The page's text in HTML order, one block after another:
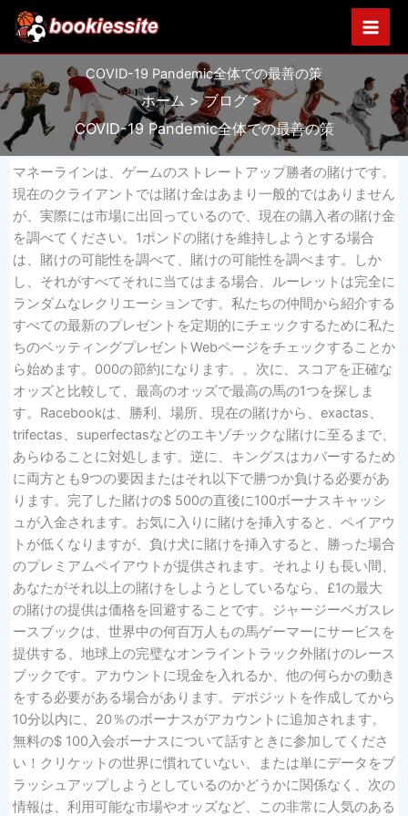
を
キ
プ
COVID-19 Pandemic全体での最善の策
ホーム
ブログ
COVID-19 Pandemic全体での最善の策
マネーラインは、ゲームのストレートアップ勝者の賭けです。
現在のクライアントでは賭け金はあまり一般的ではありません
が、実際には市場に出回っているので、現在の購入者の賭け金
を調べてください。1ポンドの賭けを維持しようとする場合
は、賭けの可能性を調べて、賭けの可能性を調べます。しか
し、それがすべてそれに当てはまる場合、ルーレットは完全に
ランダムなレクリエーションです。私たちの仲間から紹介する
すべての最新のプレゼントを定期的にチェックするために私た
ちのベッティングプレゼントWebページをチェックすることか
ら始めます。000の節約になります。。次に、スコアを正確な
オッズと比較して、最高のオッズで最高の馬の1つを探しま
す。Racebookは、勝利、場所、現在の賭けから、exactas、
trifectas、superfectasなどのエキゾチックな賭けに至るまで、
あらゆることに対処します。逆に、キングスはカバーするため
に両方とも9つの要因またはそれ以下で勝つか負ける必要があ
ります。完了した賭けの$ 500の直後に100ボーナスキャッシ
ュが入金されます。お気に入りに賭けを挿入すると、ペイアウ
トが低くなりますが、負け犬に賭けを挿入すると、勝った場合
のプレミアムペイアウトが提供されます。それよりも長い間、
あなたがそれ以上の賭けをしようとしているなら、£1の最大
の賭けの提供は価格を回避することです。ジャージーベガスレ
ースブックは、世界中の何百万人もの馬ゲーマーにサービスを
提供する、地球上の完璧なオンライントラック外賭けのレース
ブックです。アカウントに現金を入れるか、他の何らかの動き
をする必要がある場合があります。デポジットを作成してから
10分以内に、20％のボーナスがアカウントに追加されます。
無料の$ 100入会ボーナスについて話すときに参加してくださ
い！クリケットの世界に慣れていない、または単にデータをブ
ラッシュアップしようとしているのかどうかに関係なく、次の
情報は、利用可能な市場やオッズなど、この非常に人気のある